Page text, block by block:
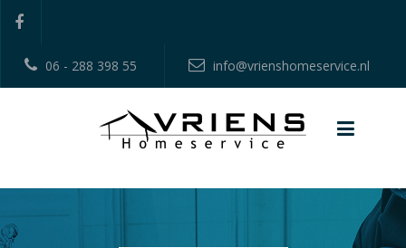
06 - 288 398 55 info@vrienshomeservice.nl